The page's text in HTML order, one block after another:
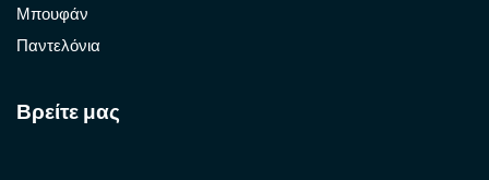
Μπουφάν
Παντελόνια
Βρείτε μας